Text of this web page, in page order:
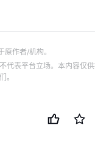
原作者/机构。
代表平台立场。本内容仅
。